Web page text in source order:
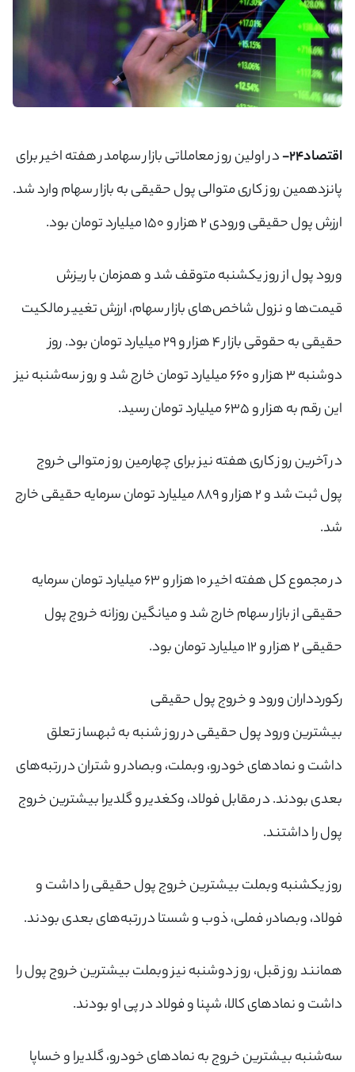
اقتصاد۲۴-
در اولین روز معاملاتی بازار سهامدر هفته اخیر برای
پانزدهمین روز کاری متوالی پول حقیقی به بازار سهام وارد شد.
ارزش پول حقیقی ورودی ۲ هزار و ۱۵۰ میلیارد تومان بود.
ورود پول از روز یکشنبه متوقف شد و همزمان با ریزش
قیمت‌ها و نزول شاخص‌های بازار سهام، ارزش تغییر مالکیت
حقیقی به حقوقی بازار ۴ هزار و ۲۹ میلیارد تومان بود. روز
دوشنبه ۳ هزار و ۶۶۰ میلیارد تومان خارج شد و روز سه‌شنبه نیز
این رقم به هزار و ۶۳۵ میلیارد تومان رسید.
در آخرین روز کاری هفته نیز برای چهارمین روز متوالی خروج
پول ثبت شد و ۲ هزار و ۸۸۹ میلیارد تومان سرمایه حقیقی خارج
شد.
در مجموع کل هفته اخیر ۱۰ هزار و ۶۳ میلیارد تومان سرمایه
حقیقی از بازار سهام خارج شد و میانگین روزانه خروج پول
حقیقی ۲ هزار و ۱۲ میلیارد تومان بود.
رکوردداران ورود و خروج پول حقیقی
بیشترین ورود پول حقیقی در روز شنبه به ثبهساز تعلق
داشت و نماد‌های خودرو، وبملت، وبصادر و شتران در رتبه‌های
بعدی بودند. در مقابل فولاد، وکغدیر و گلدیرا بیشترین خروج
پول را داشتند.
روز یکشنبه وبملت بیشترین خروج پول حقیقی را داشت و
فولاد، وبصادر، فملی، ذوب و شستا در رتبه‌های بعدی بودند.
همانند روز قبل، روز دوشنبه نیز وبملت بیشترین خروج پول را
داشت و نماد‌های کالا، شپنا و فولاد در پی او بودند.
سه‌شنبه بیشترین خروج به نماد‌های خودرو، گلدیرا و خساپا